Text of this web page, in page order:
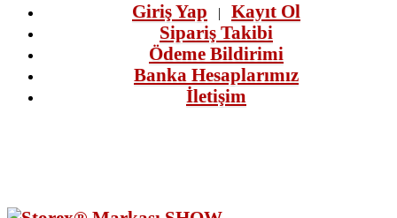
Giriş Yap | Kayıt Ol
Sipariş Takibi
Ödeme Bildirimi
Banka Hesaplarımız
İletişim